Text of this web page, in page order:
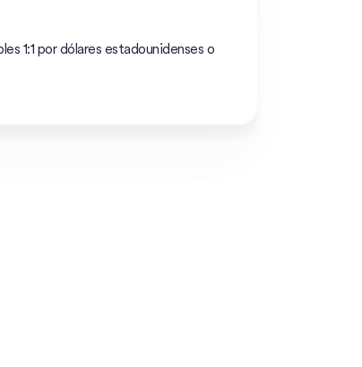
1:1 por dólares estadounidenses o